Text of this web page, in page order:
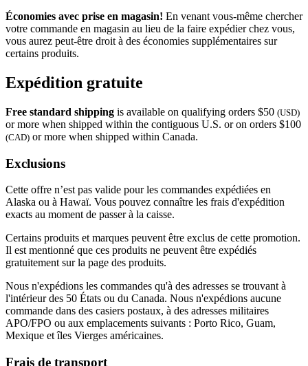
Économies avec prise en magasin! En venant vous-même chercher
votre commande en magasin au lieu de la faire expédier chez vous,
vous aurez peut-être droit à des économies supplémentaires sur
certains produits.
Expédition gratuite
Free standard shipping is available on qualifying orders $50 (USD)
or more when shipped within the contiguous U.S. or on orders $100
(CAD) or more when shipped within Canada.
Exclusions
Cette offre n’est pas valide pour les commandes expédiées en
Alaska ou à Hawaï. Vous pouvez connaître les frais d'expédition
exacts au moment de passer à la caisse.
Certains produits et marques peuvent être exclus de cette promotion.
Il est mentionné que ces produits ne peuvent être expédiés
gratuitement sur la page des produits.
Nous n'expédions les commandes qu'à des adresses se trouvant à
l'intérieur des 50 États ou du Canada. Nous n'expédions aucune
commande dans des casiers postaux, à des adresses militaires
APO/FPO ou aux emplacements suivants : Porto Rico, Guam,
Mexique et îles Vierges américaines.
Frais de transport